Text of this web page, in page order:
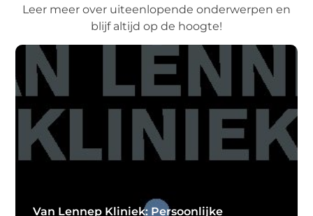
Leer meer over uiteenlopende onderwerpen en
blijf altijd op de hoogte!
Van Lennep Kliniek: Persoonlijke